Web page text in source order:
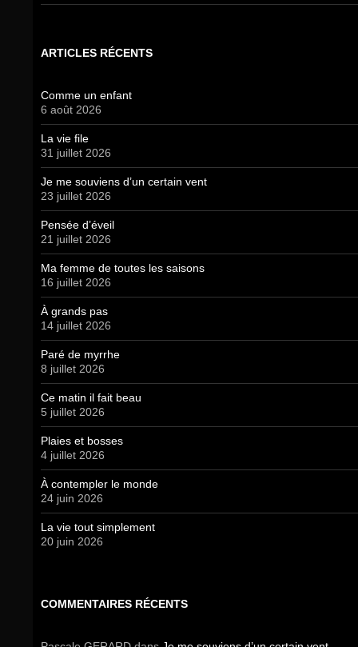
ARTICLES RÉCENTS
Comme un enfant
6 août 2026
La vie file
31 juillet 2026
Je me souviens d’un certain vent
23 juillet 2026
Pensée d’éveil
21 juillet 2026
Ma femme de toutes les saisons
16 juillet 2026
À grands pas
14 juillet 2026
Paré de myrrhe
8 juillet 2026
Ce matin il fait beau
5 juillet 2026
Plaies et bosses
4 juillet 2026
À contempler le monde
24 juin 2026
La vie tout simplement
20 juin 2026
COMMENTAIRES RÉCENTS